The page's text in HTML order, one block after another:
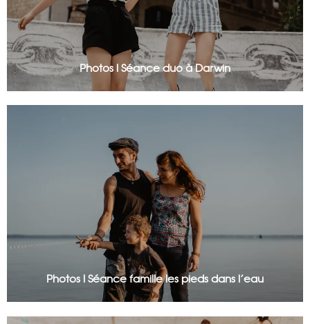
Photos l Séance duo à Darwin
Photos l Séance famille les pieds dans l’eau